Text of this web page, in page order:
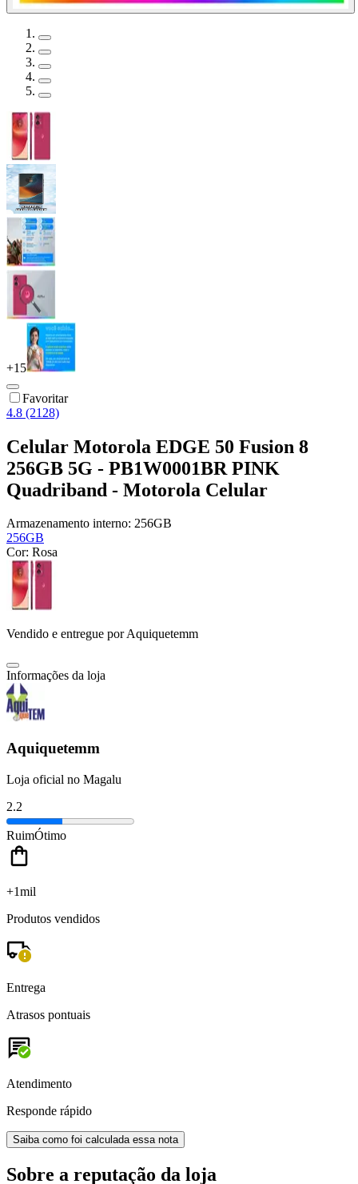
+15
Favoritar
4.8 (2128)
Celular Motorola EDGE 50 Fusion 8
256GB 5G - PB1W0001BR PINK
Quadriband - Motorola Celular
Armazenamento interno: 256GB
256GB
Cor: Rosa
Vendido e entregue porAquiquetemm
Informações da loja
Aquiquetemm
Loja oficial no Magalu
2.2
RuimÓtimo
+1mil
Produtos vendidos
Entrega
Atrasos pontuais
Atendimento
Responde rápido
Saiba como foi calculada essa nota
Sobre a reputação da loja